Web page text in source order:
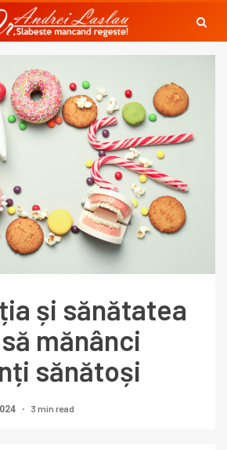
și sănătatea
mănânci
sănătoși
3 min read